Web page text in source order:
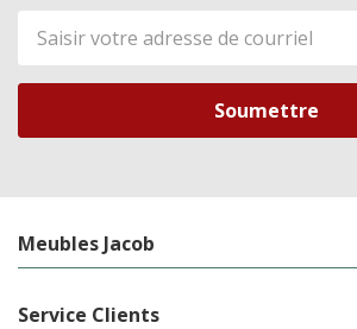
Adresse
de
courriel
Meubles Jacob
Service Clients